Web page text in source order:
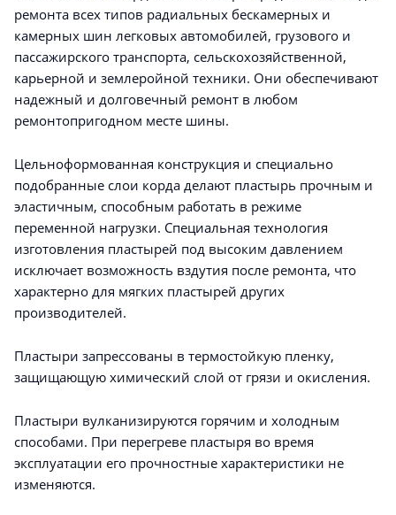
ремонта всех типов радиальных бескамерных и
камерных шин легковых автомобилей, грузового и
пассажирского транспорта, сельскохозяйственной,
карьерной и землеройной техники. Они обеспечивают
надежный и долговечный ремонт в любом
ремонтопригодном месте шины.
Цельноформованная конструкция и специально
подобранные слои корда делают пластырь прочным и
эластичным, способным работать в режиме
переменной нагрузки. Специальная технология
изготовления пластырей под высоким давлением
исключает возможность вздутия после ремонта, что
характерно для мягких пластырей других
производителей.
Пластыри запрессованы в термостойкую пленку,
защищающую химический слой от грязи и окисления.
Пластыри вулканизируются горячим и холодным
способами. При перегреве пластыря во время
эксплуатации его прочностные характеристики не
изменяются.